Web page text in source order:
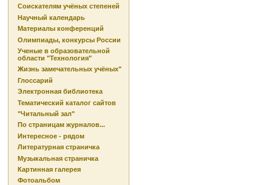
Соискателям учёных степеней
Научный календарь
Материалы конференций
Олимпиады, конкурсы России
Ученые в образовательной
области "Технология"
Жизнь замечательных учёных"
Глоссарий
Электронная библиотека
Тематический каталог сайтов
"Читальный зал"
По страницам журналов...
Интересное - рядом
Литературная страничка
Музыкальная страничка
Картинная галерея
Фотоальбом